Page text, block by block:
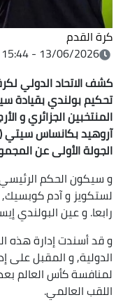
كرة القدم
13/06/2026 - 15:44
كشف الاتحاد الدولي
تحكيم بولندي بقيادة
الجولة الأولى عن
و سيكون الحكم
لستكويز و آدم كوبسيك,
رابعا. و عين البولندي
و قد أسندت إدارة هذه
الدولية, و المقبل على
اللقب العالمي.